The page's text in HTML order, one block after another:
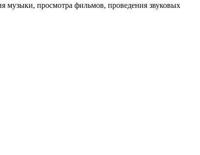
просмотра фильмов, проведения звуковых